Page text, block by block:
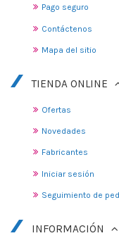
Pago seguro
Contáctenos
Mapa del sitio
TIENDA ONLINE
Ofertas
Novedades
Fabricantes
Iniciar sesión
Seguimiento de
INFORMACIÓN